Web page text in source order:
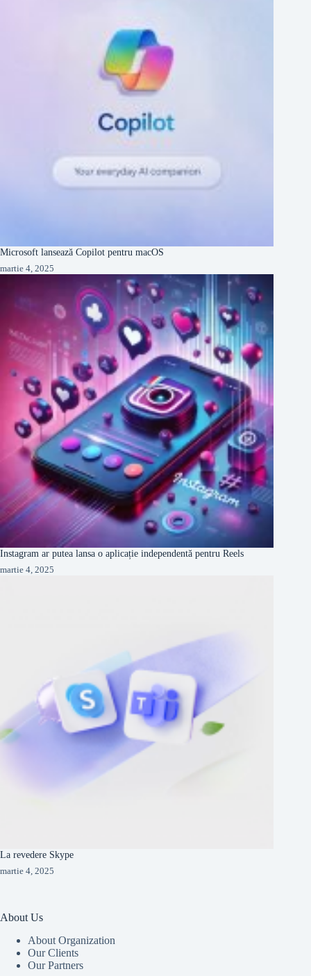
Microsoft lansează Copilot pentru macOS
martie 4, 2025
Instagram ar putea lansa o aplicație independentă pentru Reels
martie 4, 2025
La revedere Skype
martie 4, 2025
About Us
About Organization
Our Clients
Our Partners